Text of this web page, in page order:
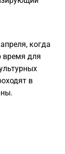
когда
время для
в